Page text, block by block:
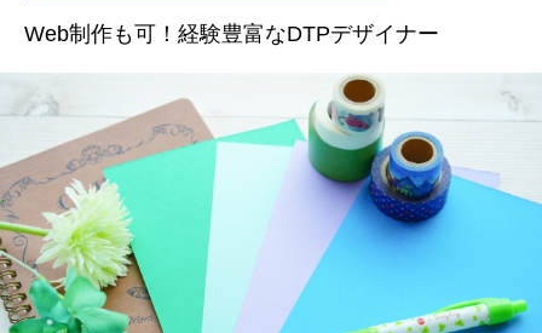
Web制作も可！経験豊富なDTPデザイナー